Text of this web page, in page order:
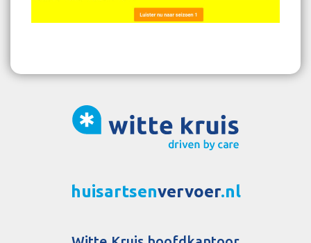
huisartsenvervoer.nl